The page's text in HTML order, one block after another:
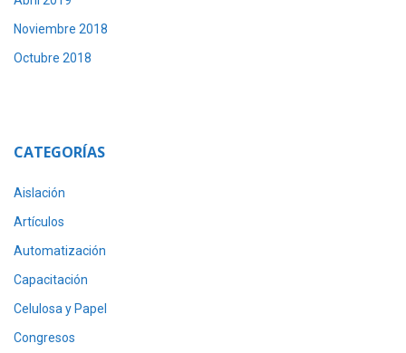
Noviembre 2018
Octubre 2018
CATEGORÍAS
Aislación
Artículos
Automatización
Capacitación
Celulosa y Papel
Congresos